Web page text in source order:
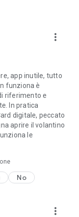
more_vert
app inutile, tutto
funziona è
riferimento e
In pratica
digitale, peccato
aprire il volantino
le
No
more_vert